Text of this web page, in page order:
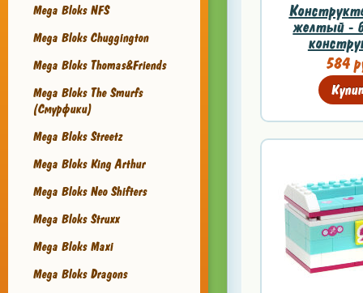
Mega Bloks NFS
Mega Bloks Chuggington
Mega Bloks Thomas&Friends
Mega Bloks The Smurfs
(Смурфики)
Mega Bloks Streetz
Mega Bloks King Arthur
Mega Bloks Neo Shifters
Mega Bloks Struxx
Mega Bloks Maxi
Mega Bloks Dragons
желтый -
584